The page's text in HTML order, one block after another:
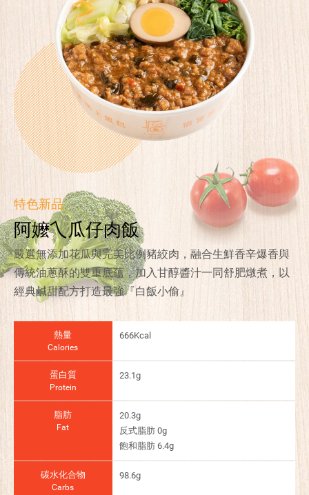
特色新品
阿嬤乀瓜仔肉飯
嚴選無添加花瓜與完美比例豬絞肉，融合生鮮香辛爆香與
傳統油蔥酥的雙重底蘊，加入甘醇醬汁一同舒肥燉煮，以
經典鹹甜配方打造最強『白飯小偷』
熱量
Calories
666Kcal
蛋白質
Protein
23.1g
脂肪
Fat
20.3g
反式脂肪 0g
飽和脂肪 6.4g
碳水化合物
Carbs
98.6g